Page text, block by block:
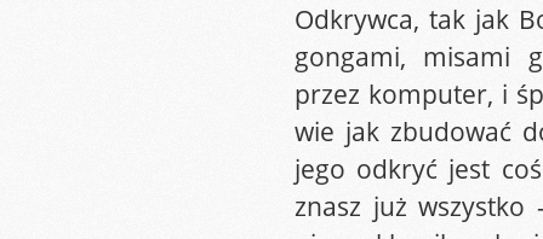
Odkrywca, tak jak
gongami, misami
przez komputer, i
wie jak zbudować
jego odkryć jest
znasz już